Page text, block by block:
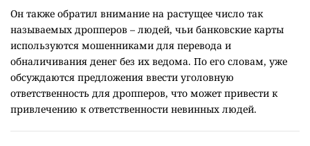
Он также обратил внимание на растущее число так
называемых дропперов – людей, чьи банковские карты
используются мошенниками для перевода и
обналичивания денег без их ведома. По его словам, уже
обсуждаются предложения ввести уголовную
ответственность для дропперов, что может привести к
привлечению к ответственности невинных людей.